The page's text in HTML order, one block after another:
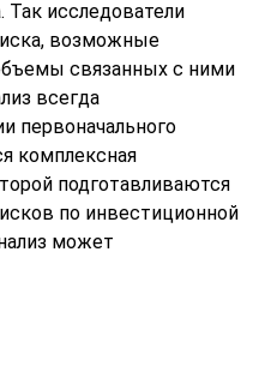
Так исследователи
возможные
связанных с ними
всегда
первоначального
комплексная
подготавливаются
по инвестиционной
может